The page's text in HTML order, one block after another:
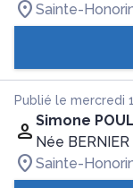
Sainte-
Publié le mercredi
Simone
Née BERNIER
Sainte-